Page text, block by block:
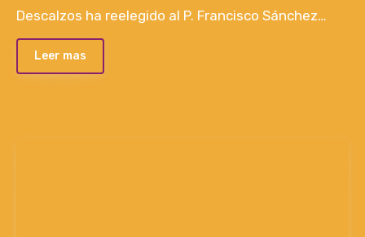
Descalzos ha reelegido al P. Francisco Sánchez…
Leer mas